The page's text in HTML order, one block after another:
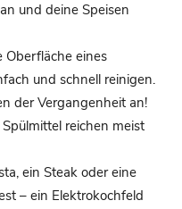
und deine Speisen
Oberfläche eines
und schnell reinigen.
der Vergangenheit an!
reichen meist
ein Steak oder eine
– ein Elektrokochfeld